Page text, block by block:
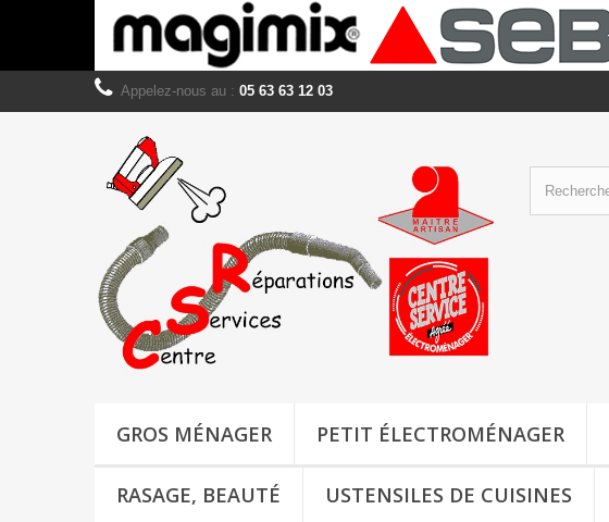
Appelez-nous au : 05 63 63 12 03
GROS MÉNAGER PETIT ÉLECTROMÉNAGER
RASAGE, BEAUTÉ USTENSILES DE CUISINES